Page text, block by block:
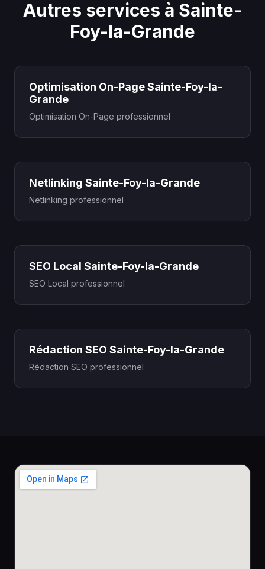
Autres services à Sainte-
Foy-la-Grande
Optimisation On-Page Sainte-Foy-la-
Grande
Optimisation On-Page professionnel
Netlinking Sainte-Foy-la-Grande
Netlinking professionnel
SEO Local Sainte-Foy-la-Grande
SEO Local professionnel
Rédaction SEO Sainte-Foy-la-Grande
Rédaction SEO professionnel